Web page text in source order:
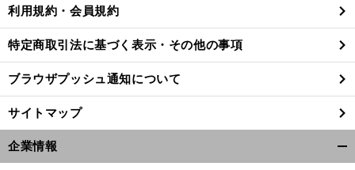
利用規約・会員規約
特定商取引法に基づく表示・その他の事項
ブラウザプッシュ通知について
サイトマップ
企業情報